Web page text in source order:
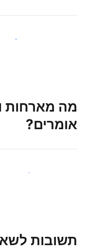
קבלו חשיפה בפני
מה מארחות
אומרים?
הצטרפו למארחים
תשובות